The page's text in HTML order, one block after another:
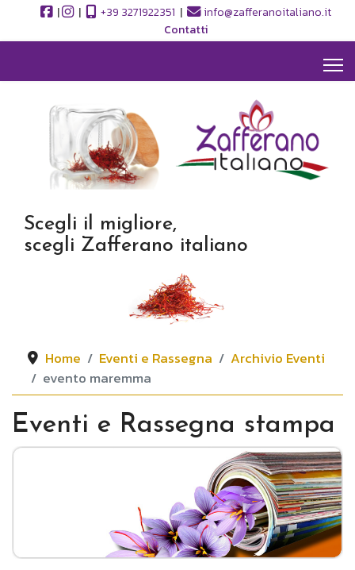
| | +39 3271922351 |
info@zafferanoitaliano.it
Contatti
Scegli il migliore,
scegli Zafferano italiano
Home Eventi e Rassegna
Archivio Eventi
evento maremma
Eventi e Rassegna stampa